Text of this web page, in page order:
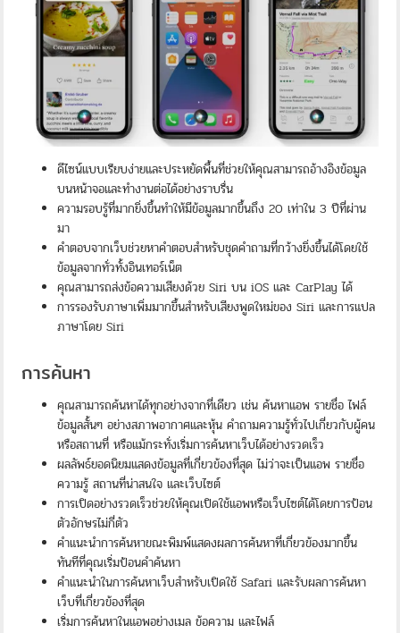
ดีไซน์แบบเรียบง่ายและประหยัดพื้นที่ช่วยให้คุณสามารถอ้างอิงข้อมูล
บนหน้าจอและทำงานต่อได้อย่างราบรื่น
ความรอบรู้ที่มากยิ่งขึ้นทำให้มีข้อมูลมากขึ้นถึง 20 เท่าใน 3 ปีที่ผ่าน
มา
คำตอบจากเว็บช่วยหาคำตอบสำหรับชุดคำถามที่กว้างยิ่งขึ้นได้โดยใช้
ข้อมูลจากทั่วทั้งอินเทอร์เน็ต
คุณสามารถส่งข้อความเสียงด้วย Siri บน iOS และ CarPlay ได้
การรองรับภาษาเพิ่มมากขึ้นสำหรับเสียงพูดใหม่ของ Siri และการแปล
ภาษาโดย Siri
การค้นหา
คุณสามารถค้นหาได้ทุกอย่างจากที่เดียว เช่น ค้นหาแอพ รายชื่อ ไฟล์
ข้อมูลสั้นๆ อย่างสภาพอากาศและหุ้น คำถามความรู้ทั่วไปเกี่ยวกับผู้คน
หรือสถานที่ หรือแม้กระทั่งเริ่มการค้นหาเว็บได้อย่างรวดเร็ว
ผลลัพธ์ยอดนิยมแสดงข้อมูลที่เกี่ยวข้องที่สุด ไม่ว่าจะเป็นแอพ รายชื่อ
ความรู้ สถานที่น่าสนใจ และเว็บไซต์
การเปิดอย่างรวดเร็วช่วยให้คุณเปิดใช้แอพหรือเว็บไซต์ได้โดยการป้อน
ตัวอักษรไม่กี่ตัว
คำแนะนำการค้นหาขณะพิมพ์แสดงผลการค้นหาที่เกี่ยวข้องมากขึ้น
ทันทีที่คุณเริ่มป้อนคำค้นหา
คำแนะนำในการค้นหาเว็บสำหรับเปิดใช้ Safari และรับผลการค้นหา
เว็บที่เกี่ยวข้องที่สุด
เริ่มการค้นหาในแอพอย่างเมล ข้อความ และไฟล์